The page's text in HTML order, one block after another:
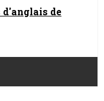
de